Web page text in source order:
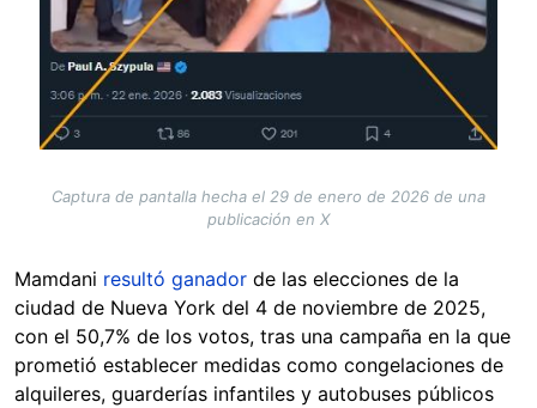
Captura de pantalla hecha el 29 de enero de 2026 de una
publicación en X
Mamdani resultó ganador de las elecciones de la
ciudad de Nueva York del 4 de noviembre de 2025,
con el 50,7% de los votos, tras una campaña en la que
prometió establecer medidas como congelaciones de
alquileres, guarderías infantiles y autobuses públicos